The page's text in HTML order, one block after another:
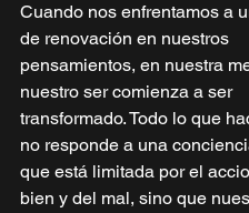
Cuando nos enfrentamos a
de renovación en nuestros
pensamientos, en nuestra
nuestro ser comienza a ser
transformado. Todo lo que
no responde a una
que está limitada por el
bien y del mal, sino que